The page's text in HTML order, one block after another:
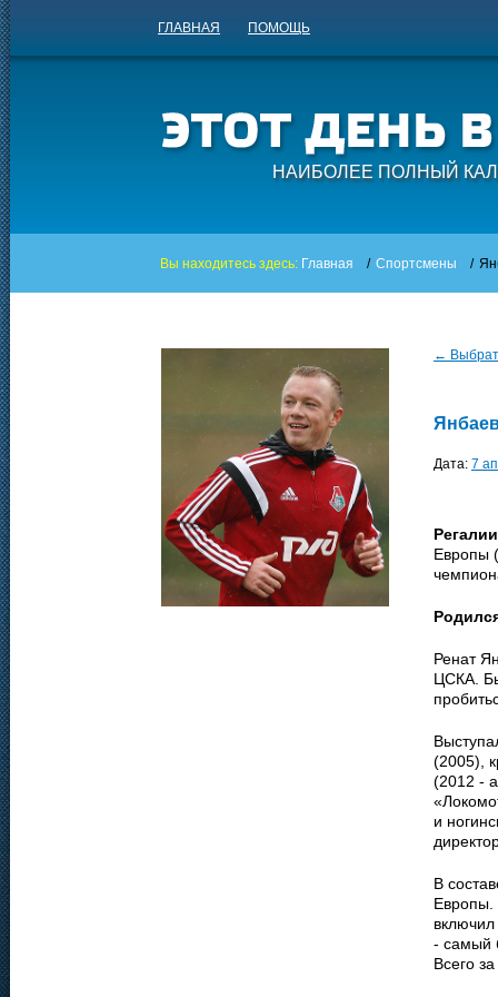
ГЛАВНАЯ ПОМОЩЬ
НАИБОЛЕЕ ПОЛНЫЙ
Вы находитесь здесь: Главная / Спортсмены /
←
Дата: 7
Европы
Ренат
ЦСКА.
(2005),
(2012 -
и
В
Европы.
- самый
Всего